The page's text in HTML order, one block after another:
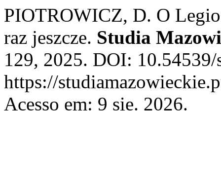
PIOTROWICZ, D. O
raz jeszcze. Studia
129, 2025. DOI:
https://
Acesso em: 9 sie. 2026.